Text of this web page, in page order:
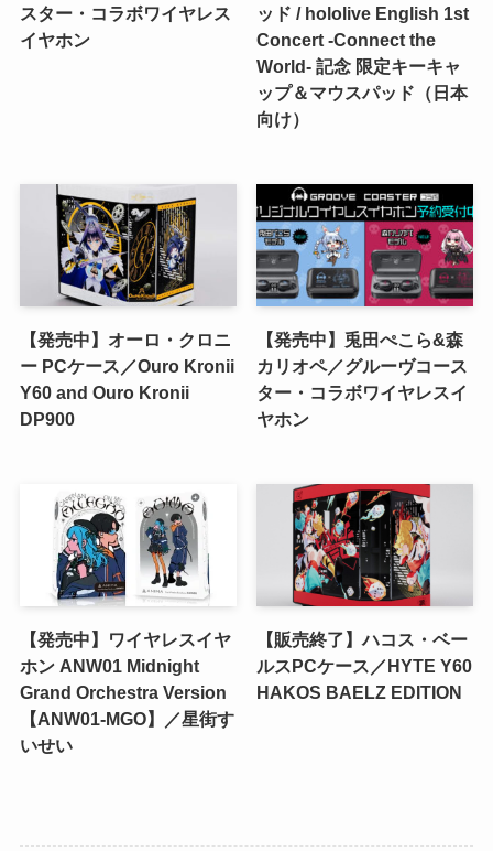
スター・コラボワイヤレス
イヤホン
ッド / hololive English 1st
Concert -Connect the
World- 記念 限定キーキャ
ップ＆マウスパッド（日本
向け）
【発売中】オーロ・クロニ
ー PCケース／Ouro Kronii
Y60 and Ouro Kronii
DP900
【発売中】兎田ぺこら&森
カリオペ／グルーヴコース
ター・コラボワイヤレスイ
ヤホン
【発売中】ワイヤレスイヤ
ホン ANW01 Midnight
Grand Orchestra Version
【ANW01-MGO】／星街す
いせい
【販売終了】ハコス・ベー
ルスPCケース／HYTE Y60
HAKOS BAELZ EDITION